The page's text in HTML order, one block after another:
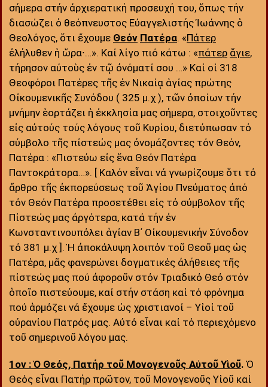
σήμερα στήν ἀρχιερατική προσευχή του, ὅπως τήν
διασώζει ὁ θεόπνευστος Εὐαγγελιστής Ἰωάννης ὁ
Θεολόγος, ὅτι ἔχουμε Θεόν Πατέρα. «Πάτερ
ἐλήλυθεν ἡ ὥρα∙…». Καί λίγο πιό κάτω : «πάτερ ἅγιε,
τήρησον αὐτοὺς ἐν τῷ ὀνόματί σου …» Καί οἱ 318
Θεοφόροι Πατέρες τῆς ἐν Νικαίᾳ ἁγίας πρώτης
Οἰκουμενικῆς Συνόδου ( 325 μ.χ ), τῶν ὀποίων τήν
μνήμην ἑορτάζει ἡ ἐκκλησία μας σήμερα, στοιχοῦντες
εἰς αὐτούς τούς λόγους τοῦ Κυρίου, διετύπωσαν τό
σύμβολο τῆς πίστεώς μας ὀνομάζοντες τόν Θεόν,
Πατέρα : «Πιστεύω εἰς ἕνα Θεόν Πατέρα
Παντοκράτορα…». [ Καλόν εἶναι νά γνωρίζουμε ὅτι τό
ἄρθρο τῆς ἐκπορεύσεως τοῦ Ἁγίου Πνεύματος ἀπό
τόν Θεόν Πατέρα προσετέθει εἰς τό σύμβολον τῆς
Πίστεώς μας ἀργότερα, κατά τήν ἐν
Κωνσταντινουπόλει ἁγίαν Β΄ Οἰκουμενικήν Σύνοδον
τό 381 μ.χ ]. Ἡ ἀποκάλυψη λοιπόν τοῦ Θεοῦ μας ὡς
Πατέρα, μᾶς φανερώνει δογματικές ἀλήθειες τῆς
πίστεώς μας πού ἀφοροῦν στόν Τριαδικό Θεό στόν
ὁποῖο πιστεύουμε, καί στήν στάση καί τό φρόνημα
πού ἁρμόζει νά ἔχουμε ὡς χριστιανοί – Υἱοί τοῦ
οὐρανίου Πατρός μας. Αὐτό εἶναι καί τό περιεχόμενο
τοῦ σημερινοῦ λόγου μας.
1ον : Ὁ Θεός, Πατήρ τοῦ Μονογενοῦς Αὐτοῦ Υἱοῦ.Ὁ
Θεός εἶναι Πατήρ πρῶτον, τοῦ Μονογενοῦς Υἱοῦ καί